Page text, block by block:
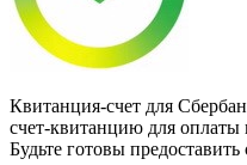
Квитанция-счет для
счет-квитанцию для
Будьте готовы